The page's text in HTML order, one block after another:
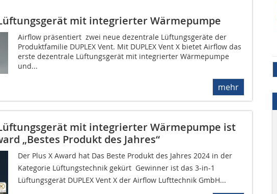
mit integrierter Wärmepumpe
Airflow präsentiert zwei neue dezentrale Lüftungsgeräte der
Produktfamilie DUPLEX Vent. Mit DUPLEX Vent X bietet Airflow das
erste dezentrale Lüftungsgerät mit integrierter Wärmepumpe
und...
mehr
mit integrierter Wärmepumpe ist
„Bestes Produkt des Jahres“
Der Plus X Award hat Das Beste Produkt des Jahres 2024 in der
Kategorie Lüftungstechnik gekürt  Gewinner ist das 3-in-1
Lüftungsgerät DUPLEX Vent X der Airflow Lufttechnik GmbH...